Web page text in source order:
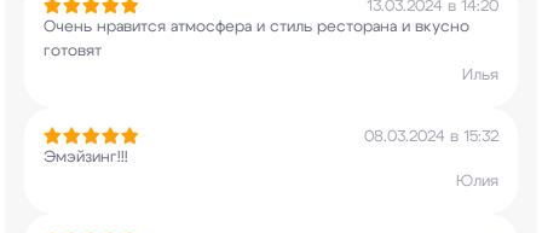
13.03.2024 в 14:20
Очень нравится атмосфера и стиль ресторана и вкусно
готовят
Илья
08.03.2024 в 15:32
Эмэйзинг!!!
Юлия